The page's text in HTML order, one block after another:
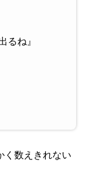
るね』
く数えきれない